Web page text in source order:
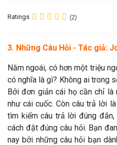
Ratings (2)
3. Những Câu Hỏi - Tác giả:
Năm ngoái, có hơn một triệu
có nghĩa là gì? Không ai trong
Bởi đơn giản cái họ cần chỉ là
như cái cuốc. Còn câu trả lời
tìm kiếm câu trả lời đúng
cách đặt đúng câu hỏi. Bạn
nay bởi những câu hỏi bạn